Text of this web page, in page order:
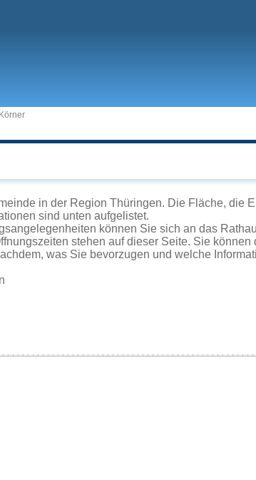
Körner
in der Region Thüringen. Die Fläche, die
sind unten aufgelistet.
können Sie sich an das
stehen auf dieser Seite. Sie
was Sie bevorzugen und welche